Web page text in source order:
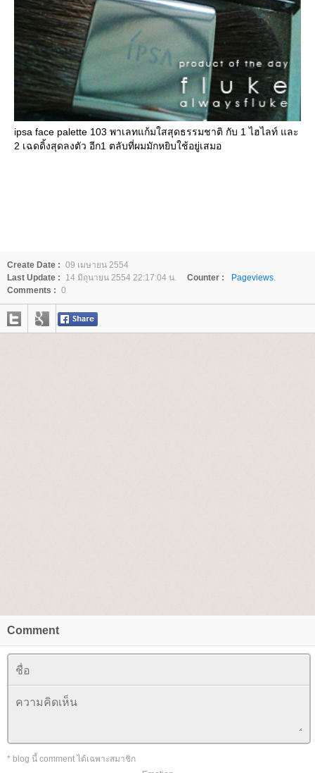
ipsa face palette 103 พาเลทแก้มใสสุดธรรมชาติ กับ 1 ไฮไลท์ และ
2 เฉดดิ้งสุดลงตัว อีก1 ตลับที่ผมมักหยิบใช้อยู่เสมอ
Create Date : 09 เมษายน 2554
Last Update :
14 มิถุนายน 2554 22:17:04 น. Counter :
Pageviews.
Comments : 0
Comment
* blog นี้ comment ได้เฉพาะสมาชิก